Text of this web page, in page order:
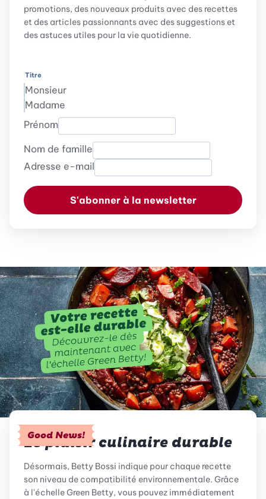
promotions, des nouveaux produits avec des recettes
et des articles passionnants avec des suggestions et
des astuces utiles pour la vie quotidienne.
Titre
Monsieur
Madame
Prénom
Nom de famille
Adresse e-mail
S'abonner à la newsletter
Good News!
Le plaisir culinaire durable
Désormais, Betty Bossi indique pour chaque recette
son niveau de compatibilité environnementale. Grâce
à l'échelle Green Betty, vous pouvez immédiatement